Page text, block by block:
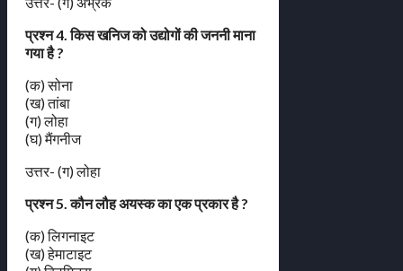
प्रश्न 4. किस खनिज को उद्योगों की जननी माना
गया है ?
(क) सोना
(ख) तांबा
(ग) लोहा
(घ) मैंगनीज
उत्तर- (ग) लोहा
प्रश्न 5. कौन लौह अयस्क का एक प्रकार है ?
(क) लिगनाइट
(ख) हेमाटाइट